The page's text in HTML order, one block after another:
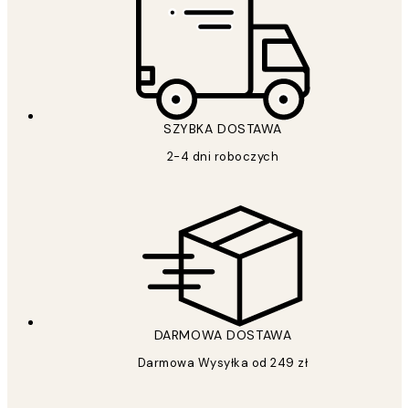
SZYBKA DOSTAWA
2-4 dni roboczych
DARMOWA DOSTAWA
Darmowa Wysyłka od 249 zł